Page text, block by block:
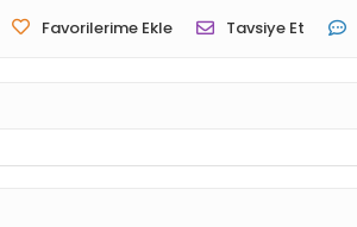
Favorilerime Ekle Tavsiye Et